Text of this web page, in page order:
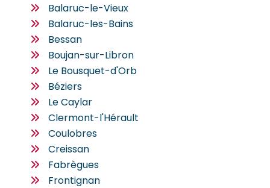
Balaruc-le-Vieux
Balaruc-les-Bains
Bessan
Boujan-sur-Libron
Le Bousquet-d'Orb
Béziers
Le Caylar
Clermont-l'Hérault
Coulobres
Creissan
Fabrègues
Frontignan